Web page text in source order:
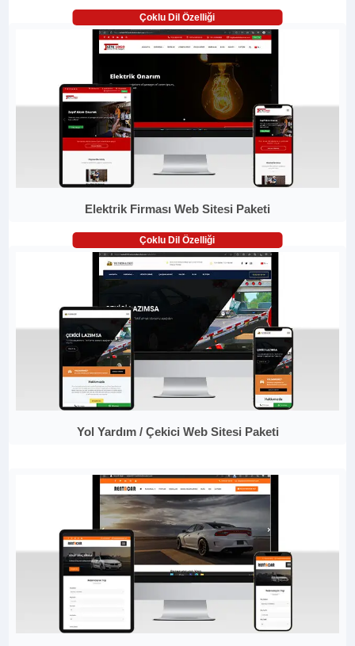
Çoklu Dil Özelliği
Elektrik Firması Web Sitesi Paketi
Çoklu Dil Özelliği
Yol Yardım / Çekici Web Sitesi Paketi